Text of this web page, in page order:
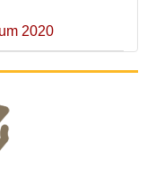
2020